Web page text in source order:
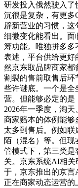
研发投入俄然驶入了
沉很是复杂，有更多
辟新营业的习惯，这
细微变化能看出。面
筹功能。唯独拼多多
表述，平台供给更好
然京东取品牌商家
割裂的售前取售后环
些许谜底。一个是全
营。但能够必定的是
2026年一季度，淘
商家赔本的体例能够
太多到售后。例如联
陌（混名）等。但现
管模式下，第三类是
关。京东系统AI相关
于，京东推出的京
正在商家动态运营